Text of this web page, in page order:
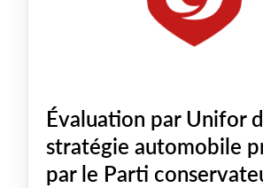
Évaluation par Unifor
stratégie automobile
par le Parti